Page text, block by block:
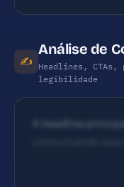
✍️
Análise de
Headlines,
legibilidade
A headline
clareza sobre a